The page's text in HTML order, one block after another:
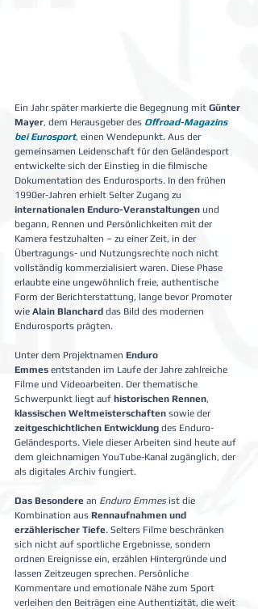
Ein Jahr später markierte die Begegnung mit Günter
Mayer, dem Herausgeber des Offroad-Magazins
bei Eurosport, einen Wendepunkt. Aus der
gemeinsamen Leidenschaft für den Geländesport
entwickelte sich der Einstieg in die filmische
Dokumentation des Endurosports. In den frühen
1990er-Jahren erhielt Selter Zugang zu
internationalen Enduro-Veranstaltungen und
begann, Rennen und Persönlichkeiten mit der
Kamera festzuhalten – zu einer Zeit, in der
Übertragungs- und Nutzungsrechte noch nicht
vollständig kommerzialisiert waren. Diese Phase
erlaubte eine ungewöhnlich freie, authentische
Form der Berichterstattung, lange bevor Promoter
wie Alain Blanchard das Bild des modernen
Endurosports prägten.
Unter dem Projektnamen Enduro
Emmes entstanden im Laufe der Jahre zahlreiche
Filme und Videoarbeiten. Der thematische
Schwerpunkt liegt auf historischen Rennen,
klassischen Weltmeisterschaften sowie der
zeitgeschichtlichen Entwicklung des Enduro-
Geländesports. Viele dieser Arbeiten sind heute auf
dem gleichnamigen YouTube-Kanal zugänglich, der
als digitales Archiv fungiert.
Das Besondere an Enduro Emmes ist die
Kombination aus Rennaufnahmen und
erzählerischer Tiefe. Selters Filme beschränken
sich nicht auf sportliche Ergebnisse, sondern
ordnen Ereignisse ein, erzählen Hintergründe und
lassen Zeitzeugen sprechen. Persönliche
Kommentare und emotionale Nähe zum Sport
verleihen den Beiträgen eine Authentizität, die weit